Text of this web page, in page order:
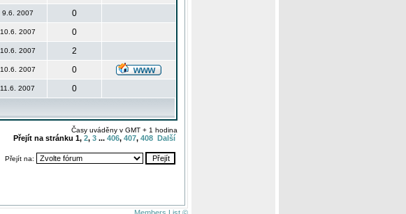
9.6. 2007
0
10.6. 2007
0
10.6. 2007
2
10.6. 2007
0
11.6. 2007 0
Časy uváděny v GMT + 1 hodina
Přejít na stránku 1, 2, 3 ... 406, 407, 408 Další
Přejít na: